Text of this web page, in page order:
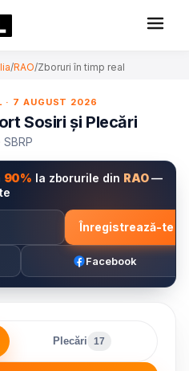
/RAO/Zboruri în timp real
· 7 AUGUST 2026
Sosiri și Plecări
90% la zborurile din RAO—
Înregistrează-te
Facebook
Plecări 17